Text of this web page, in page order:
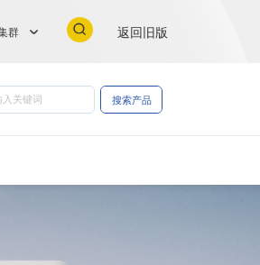
群 返回旧版